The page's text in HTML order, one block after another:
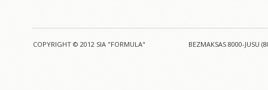
COPYRIGHT © 2012 SIA "FORMULA" BEZMAKSAS 8000-JUSU